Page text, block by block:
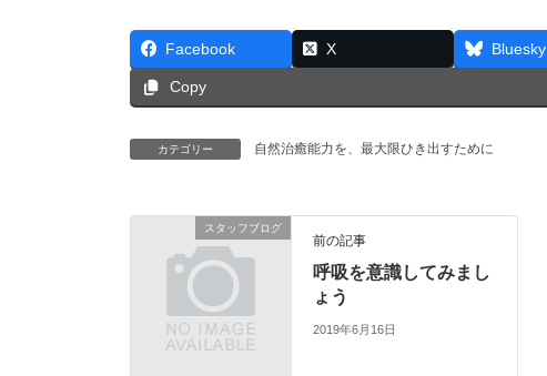
Facebook X Bluesky
Copy
カテゴリー 自然治癒能力を、最大限ひき出すために
スタッフブログ
前の記事
呼吸を意識してみまし
ょう
2019年6月16日